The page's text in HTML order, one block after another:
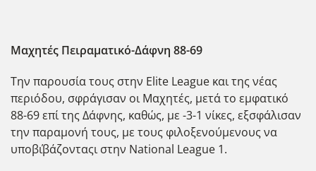
Μαχητές Πειραματικό-Δάφνη 88-69
Την παρουσία τους στην Elite League και της νέας
περιόδου, σφράγισαν οι Μαχητές, μετά το εμφατικό
88-69 επί της Δάφνης, καθώς, με -3-1 νίκες, εξσφάλισαν
την παραμονή τους, με τους φιλοξενούμενους να
υποβ΄ιβάζονταςι στην National League 1.